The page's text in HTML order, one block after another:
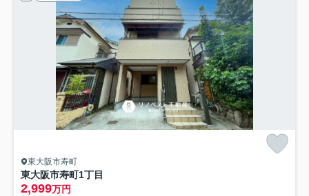
東大阪市寿町
東大阪市寿町1丁目
2,999万円